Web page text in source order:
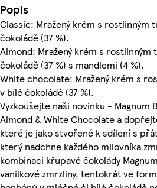
Popis
Classic: Mražený krém s rostlinným
čokoládě (37 %).
Almond: Mražený krém s rostlinným
čokoládě (37 %) s mandlemi (4 %).
White chocolate: Mražený krém s
v bílé čokoládě (37 %).
Vyzkoušejte naši novinku - Magnum
Almond & White Chocolate a
které je jako stvořené k sdílení s
který nadchne každého milovníka
kombinaci křupavé čokolády
vanilkové zmrzliny, tentokrát ve